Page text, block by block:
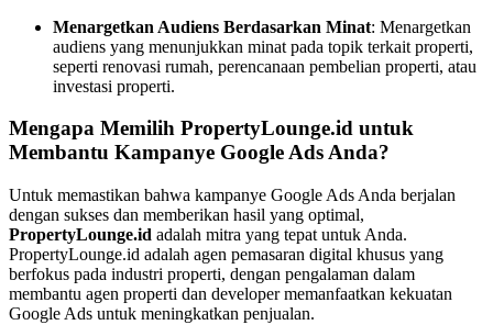
Menargetkan Audiens Berdasarkan Minat: Menargetkan
audiens yang menunjukkan minat pada topik terkait properti,
seperti renovasi rumah, perencanaan pembelian properti, atau
investasi properti.
Mengapa Memilih PropertyLounge.id untuk
Membantu Kampanye Google Ads Anda?
Untuk memastikan bahwa kampanye Google Ads Anda berjalan
dengan sukses dan memberikan hasil yang optimal,
PropertyLounge.id adalah mitra yang tepat untuk Anda.
PropertyLounge.id adalah agen pemasaran digital khusus yang
berfokus pada industri properti, dengan pengalaman dalam
membantu agen properti dan developer memanfaatkan kekuatan
Google Ads untuk meningkatkan penjualan.